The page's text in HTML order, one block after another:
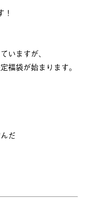
いますが、
福袋が始まります。
だ